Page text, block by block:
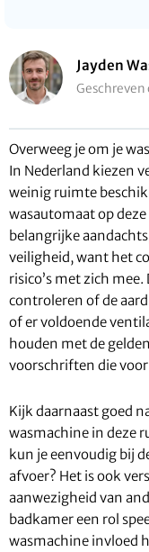
Jayden
Geschreven
Overweeg je om je
In Nederland kiezen
weinig ruimte
wasautomaat op
belangrijke
veiligheid, want het
risico’s met zich
controleren of de
of er voldoende
houden met de
voorschriften die
Kijk daarnaast goed
wasmachine in deze
kun je eenvoudig bij
afvoer? Het is ook
aanwezigheid van
badkamer een rol
wasmachine invloed